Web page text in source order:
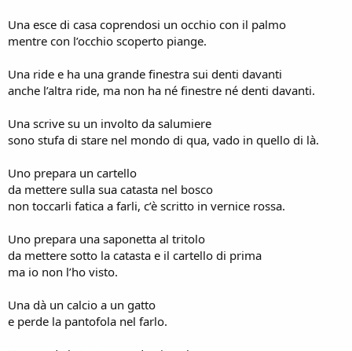
Una esce di casa coprendosi un occhio con il palmo
mentre con l’occhio scoperto piange.
Una ride e ha una grande finestra sui denti davanti
anche l’altra ride, ma non ha né finestre né denti davanti.
Una scrive su un involto da salumiere
sono stufa di stare nel mondo di qua, vado in quello di là.
Uno prepara un cartello
da mettere sulla sua catasta nel bosco
non toccarli fatica a farli, c’è scritto in vernice rossa.
Uno prepara una saponetta al tritolo
da mettere sotto la catasta e il cartello di prima
ma io non l’ho visto.
Una dà un calcio a un gatto
e perde la pantofola nel farlo.